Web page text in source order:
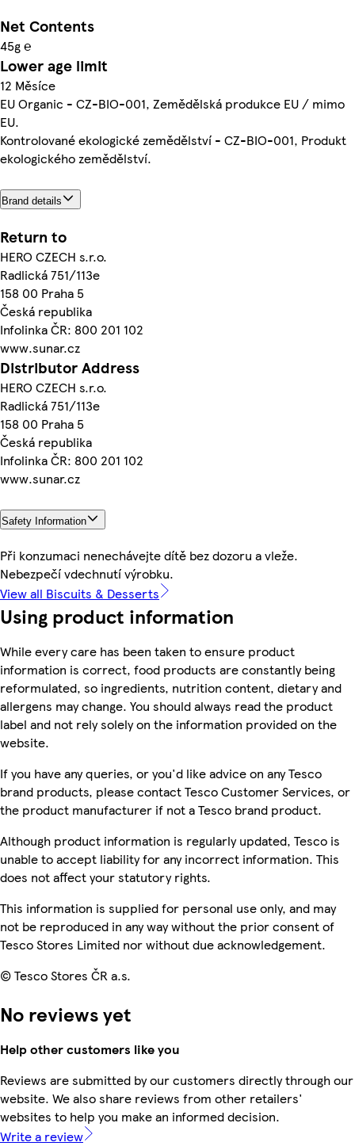
Net Contents
45g ℮
Lower age limit
12 Měsíce
EU Organic - CZ-BIO-001, Zemědělská produkce EU / mimo
EU.
Kontrolované ekologické zemědělství - CZ-BIO-001, Produkt
ekologického zemědělství.
Brand details
Return to
HERO CZECH s.r.o.
Radlická 751/113e
158 00 Praha 5
Česká republika
Infolinka ČR: 800 201 102
www.sunar.cz
Distributor Address
HERO CZECH s.r.o.
Radlická 751/113e
158 00 Praha 5
Česká republika
Infolinka ČR: 800 201 102
www.sunar.cz
Safety Information
Při konzumaci nenechávejte dítě bez dozoru a vleže.
Nebezpečí vdechnutí výrobku.
View all Biscuits & Desserts
Using product information
While every care has been taken to ensure product
information is correct, food products are constantly being
reformulated, so ingredients, nutrition content, dietary and
allergens may change. You should always read the product
label and not rely solely on the information provided on the
website.
If you have any queries, or you'd like advice on any Tesco
brand products, please contact Tesco Customer Services, or
the product manufacturer if not a Tesco brand product.
Although product information is regularly updated, Tesco is
unable to accept liability for any incorrect information. This
does not affect your statutory rights.
This information is supplied for personal use only, and may
not be reproduced in any way without the prior consent of
Tesco Stores Limited nor without due acknowledgement.
© Tesco Stores ČR a.s.
No reviews yet
Help other customers like you
Reviews are submitted by our customers directly through our
website. We also share reviews from other retailers'
websites to help you make an informed decision.
Write a review